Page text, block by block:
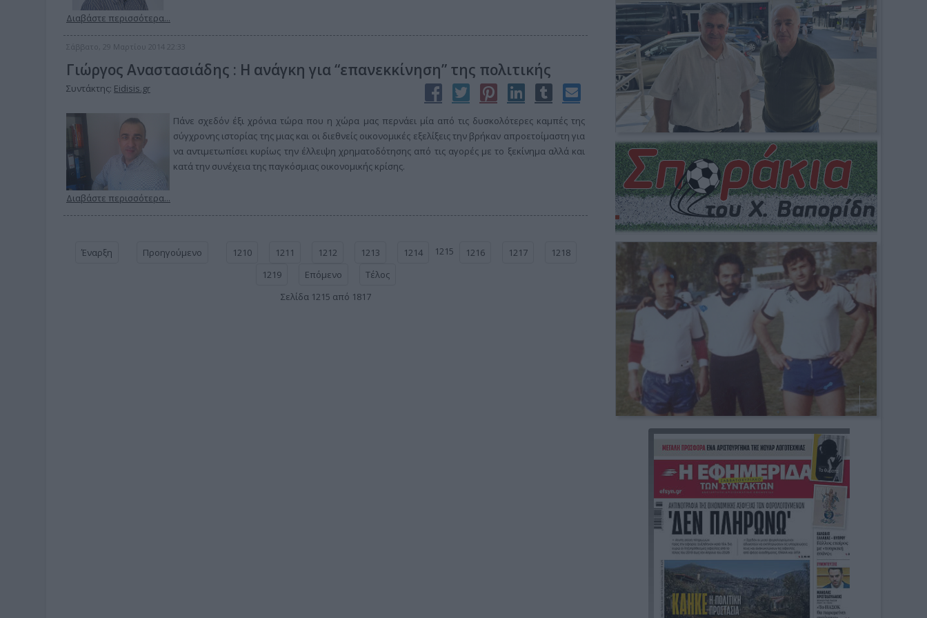
Διαβάστε περισσότερα...
Σάββατο, 29 Μαρτίου 2014 22:33
Γιώργος Αναστασιάδης : Η ανάγκη για “επανεκκίνηση” της πολιτικής
Συντάκτης: Eidisis.gr
Πάνε σχεδόν έξι χρόνια τώρα που η χώρα μας περνάει μία από τις δυσκολότερες καμπές της
σύγχρονης ιστορίας της μιας και οι διεθνείς οικονομικές εξελίξεις την βρήκαν απροετοίμαστη για
να αντιμετωπίσει κυρίως την έλλειψη χρηματοδότησης από τις αγορές με το ξεκίνημα αλλά και
κατά την συνέχεια της παγκόσμιας οικονομικής κρίσης.
Διαβάστε περισσότερα...
Έναρξη Προηγούμενο 1210 1211 1212 1213 1214 1215 1216 1217
1218
1219
Επόμενο
Τέλος
Σελίδα 1215 από 1817